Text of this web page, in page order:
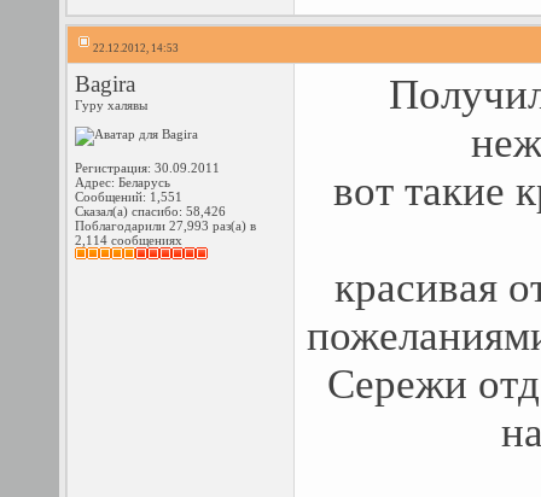
22.12.2012, 14:53
Bagira
Гуру халявы
Регистрация: 30.09.2011
Адрес: Беларусь
Сообщений: 1,551
Сказал(а) спасибо: 58,426
Поблагодарили 27,993 раз(а) в
2,114 сообщениях
вот такие
красивая
Сережи